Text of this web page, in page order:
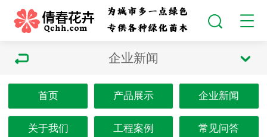
企业新闻
首页 产品展示 企业新闻
关于我们 工程案例 常见问答